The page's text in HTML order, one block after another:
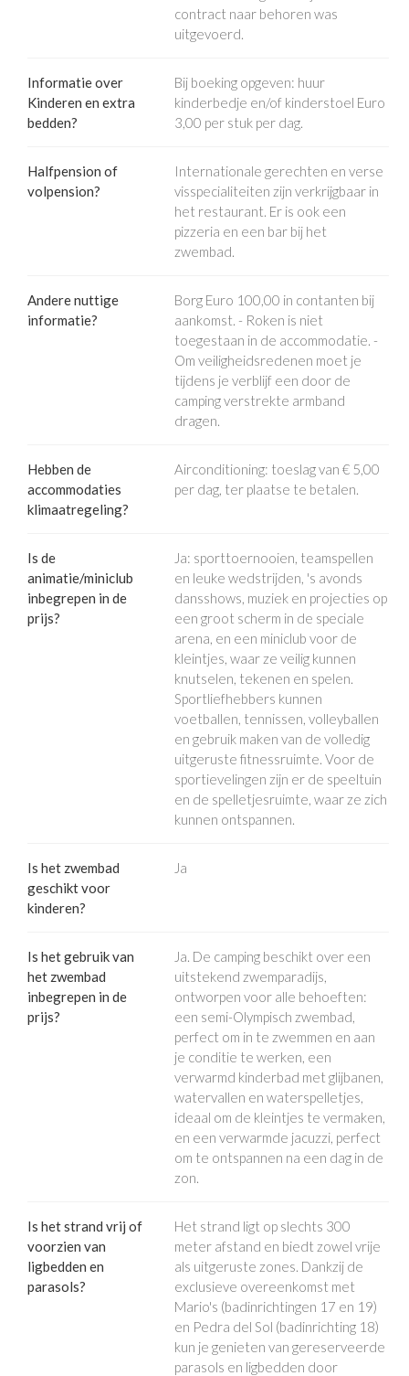
contract naar behoren was
uitgevoerd.
Informatie over
Kinderen en extra
bedden?
Bij boeking opgeven: huur
kinderbedje en/of kinderstoel Euro
3,00 per stuk per dag.
Halfpension of
volpension?
Internationale gerechten en verse
visspecialiteiten zijn verkrijgbaar in
het restaurant. Er is ook een
pizzeria en een bar bij het
zwembad.
Andere nuttige
informatie?
Borg Euro 100,00 in contanten bij
aankomst. - Roken is niet
toegestaan in de accommodatie. -
Om veiligheidsredenen moet je
tijdens je verblijf een door de
camping verstrekte armband
dragen.
Hebben de
accommodaties
klimaatregeling?
Airconditioning: toeslag van € 5,00
per dag, ter plaatse te betalen.
Is de
animatie/miniclub
inbegrepen in de
prijs?
Ja: sporttoernooien, teamspellen
en leuke wedstrijden, 's avonds
dansshows, muziek en projecties op
een groot scherm in de speciale
arena, en een miniclub voor de
kleintjes, waar ze veilig kunnen
knutselen, tekenen en spelen.
Sportliefhebbers kunnen
voetballen, tennissen, volleyballen
en gebruik maken van de volledig
uitgeruste fitnessruimte. Voor de
sportievelingen zijn er de speeltuin
en de spelletjesruimte, waar ze zich
kunnen ontspannen.
Is het zwembad
geschikt voor
kinderen?
Ja
Is het gebruik van
het zwembad
inbegrepen in de
prijs?
Ja. De camping beschikt over een
uitstekend zwemparadijs,
ontworpen voor alle behoeften:
een semi-Olympisch zwembad,
perfect om in te zwemmen en aan
je conditie te werken, een
verwarmd kinderbad met glijbanen,
watervallen en waterspelletjes,
ideaal om de kleintjes te vermaken,
en een verwarmde jacuzzi, perfect
om te ontspannen na een dag in de
zon.
Is het strand vrij of
voorzien van
ligbedden en
parasols?
Het strand ligt op slechts 300
meter afstand en biedt zowel vrije
als uitgeruste zones. Dankzij de
exclusieve overeenkomst met
Mario's (badinrichtingen 17 en 19)
en Pedra del Sol (badinrichting 18)
kun je genieten van gereserveerde
parasols en ligbedden door